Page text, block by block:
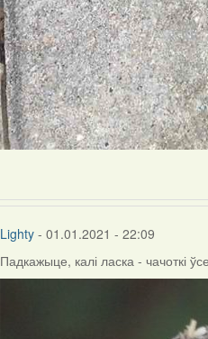
Lighty - 01.01.2021 - 22:09
Падкажыце, калі ласка - чачоткі